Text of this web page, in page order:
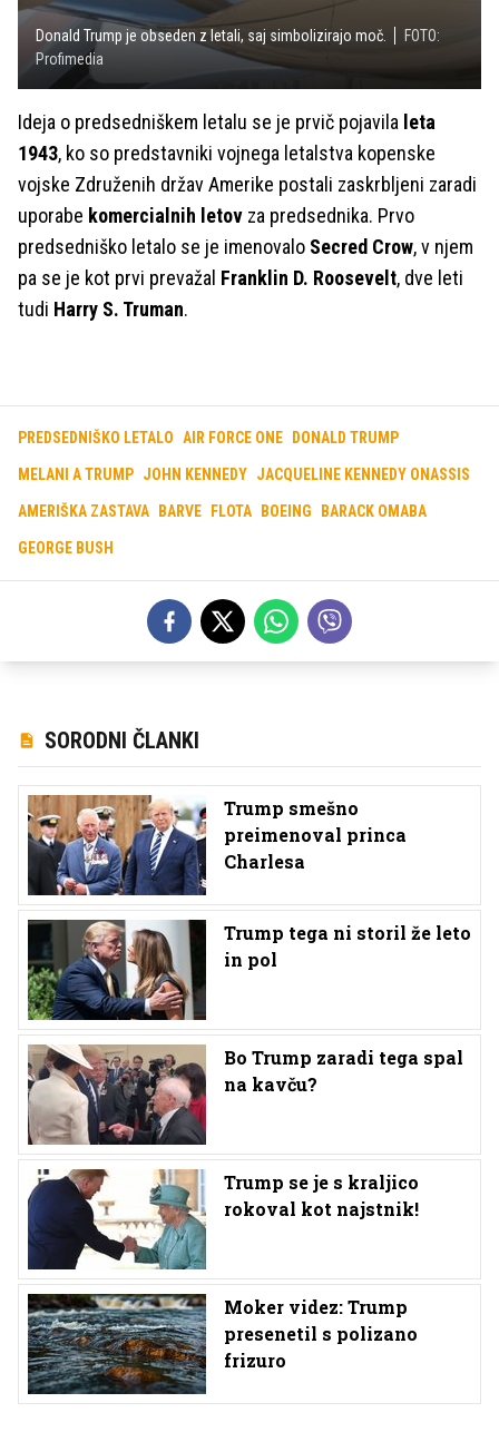
Donald Trump je obseden z letali, saj simbolizirajo moč.
FOTO:
Profimedia
Ideja o predsedniškem letalu se je prvič pojavila leta
1943, ko so predstavniki vojnega letalstva kopenske
vojske Združenih držav Amerike postali zaskrbljeni zaradi
uporabe komercialnih letov za predsednika. Prvo
predsedniško letalo se je imenovalo Secred Crow, v njem
pa se je kot prvi prevažal Franklin D. Roosevelt, dve leti
tudi Harry S. Truman.
PREDSEDNIŠKO LETALO AIR FORCE ONE DONALD TRUMP
MELANI A TRUMP JOHN KENNEDY JACQUELINE KENNEDY ONASSIS
AMERIŠKA ZASTAVA BARVE FLOTA BOEING BARACK OMABA
GEORGE BUSH
SORODNI ČLANKI
Trump smešno
preimenoval princa
Charlesa
Trump tega ni storil že leto
in pol
Bo Trump zaradi tega spal
na kavču?
Trump se je s kraljico
rokoval kot najstnik!
Moker videz: Trump
presenetil s polizano
frizuro